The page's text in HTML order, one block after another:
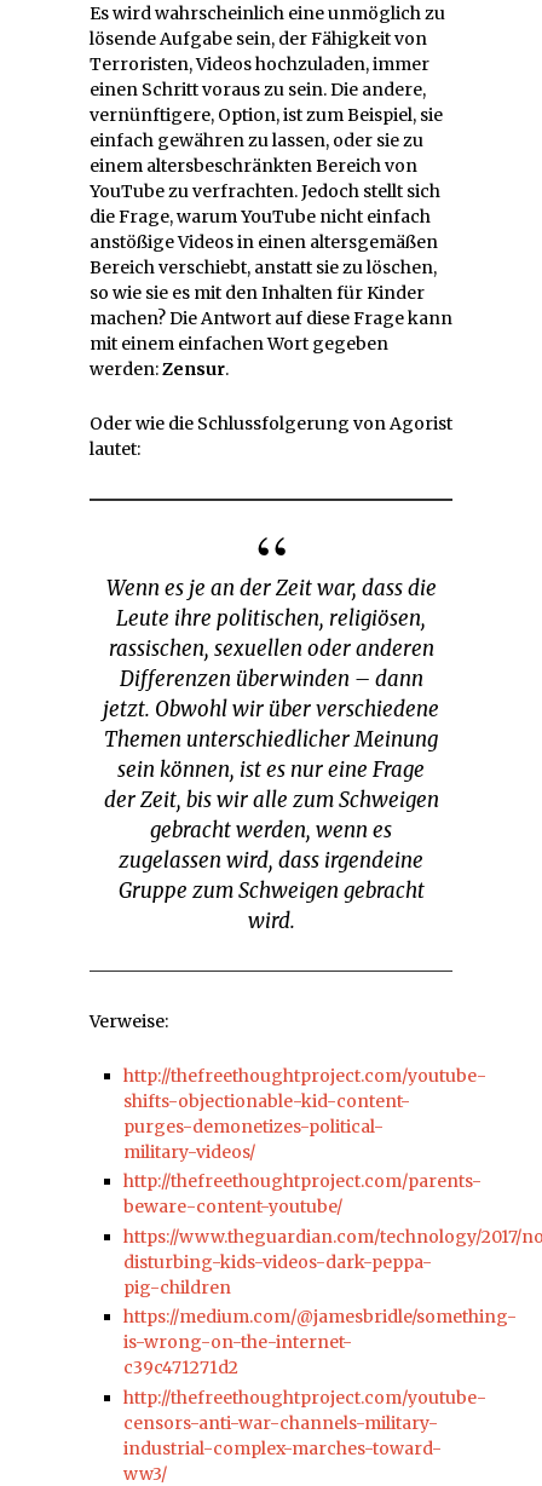
Es wird wahrscheinlich eine unmöglich zu
lösende Aufgabe sein, der Fähigkeit von
Terroristen, Videos hochzuladen, immer
einen Schritt voraus zu sein. Die andere,
vernünftigere, Option, ist zum Beispiel, sie
einfach gewähren zu lassen, oder sie zu
einem altersbeschränkten Bereich von
YouTube zu verfrachten. Jedoch stellt sich
die Frage, warum YouTube nicht einfach
anstößige Videos in einen altersgemäßen
Bereich verschiebt, anstatt sie zu löschen,
so wie sie es mit den Inhalten für Kinder
machen? Die Antwort auf diese Frage kann
mit einem einfachen Wort gegeben
werden:Zensur.
Oder wie die Schlussfolgerung von Agorist
lautet:
Wenn es je an der Zeit war, dass die
Leute ihre politischen, religiösen,
rassischen, sexuellen oder anderen
Differenzen überwinden – dann
jetzt. Obwohl wir über verschiedene
Themen unterschiedlicher Meinung
sein können, ist es nur eine Frage
der Zeit, bis wir alle zum Schweigen
gebracht werden, wenn es
zugelassen wird, dass irgendeine
Gruppe zum Schweigen gebracht
wird.
Verweise:
http://thefreethoughtproject.com/youtube-
shifts-objectionable-kid-content-
purges-demonetizes-political-
military-videos/
http://thefreethoughtproject.com/parents-
beware-content-youtube/
https://www.theguardian.com/technology/2017/
disturbing-kids-videos-dark-peppa-
pig-children
https://medium.com/@jamesbridle/something-
is-wrong-on-the-internet-
c39c471271d2
http://thefreethoughtproject.com/youtube-
censors-anti-war-channels-military-
industrial-complex-marches-toward-
ww3/